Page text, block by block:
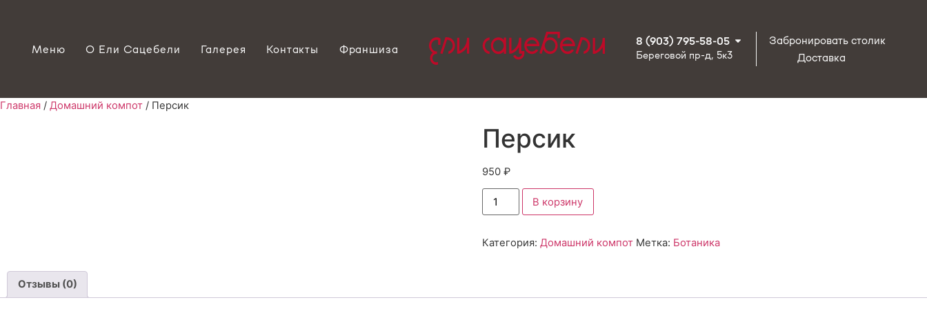
Меню О Ели Сацебели Галерея Контакты Франшиза
8 (903) 795-58-05
Береговой пр-д, 5к3
Забронировать столик
Доставка
Главная / Домашний компот / Персик
Персик
950 ₽
В корзину
Категория: Домашний компот Метка: Ботаника
Отзывы (0)